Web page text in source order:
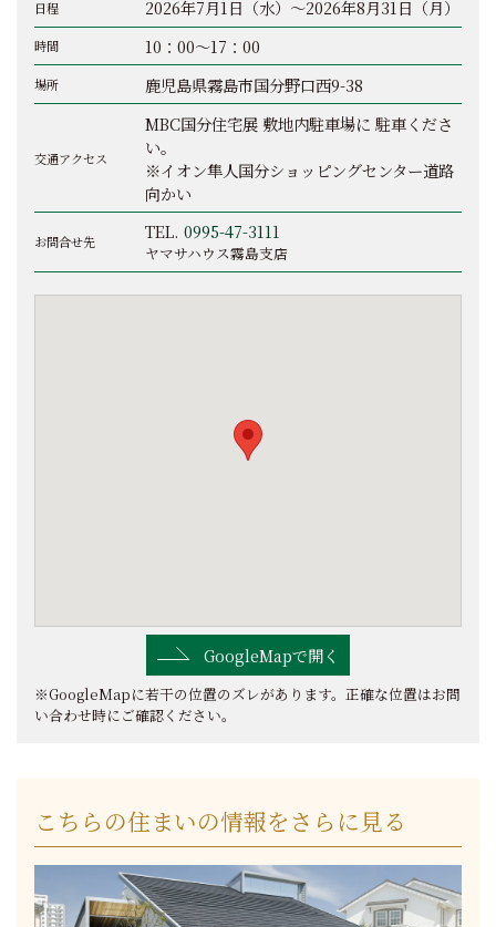
日程 2026年7月1日（水）～2026年8月31日（月）
時間 10：00～17：00
場所 鹿児島県霧島市国分野口西9-38
交通アクセス
MBC国分住宅展 敷地内駐車場に 駐車くださ
い。
※イオン隼人国分ショッピングセンター道路
向かい
お問合せ先 TEL. 0995-47-3111
ヤマサハウス霧島支店
GoogleMapで開く
※GoogleMapに若干の位置のズレがあります。正確な位置はお問
い合わせ時にご確認ください。
こちらの住まいの情報をさらに見る